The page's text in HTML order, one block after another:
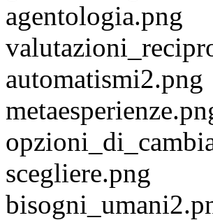
agentologia.png
automatismi2.png
scegliere.png